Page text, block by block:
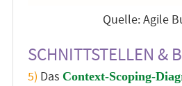
Quelle: Agile
SCHNITTSTELLEN &
5) Das Context-Scoping-